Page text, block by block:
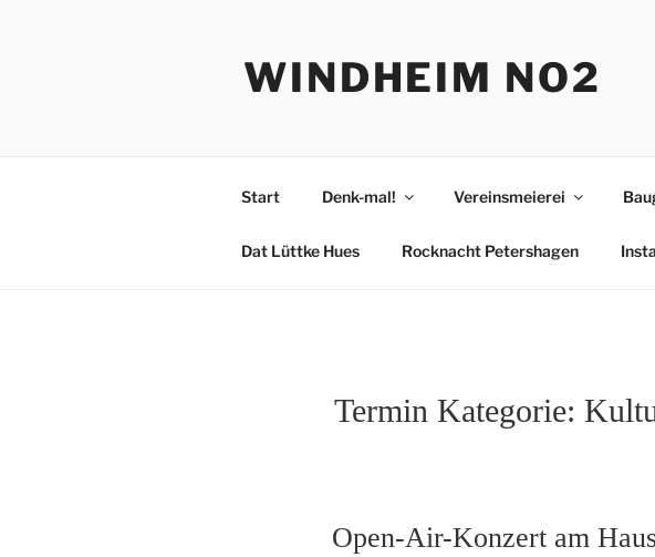
WINDHEIM NO2
Start Denk-mal! Vereinsmeierei
Dat Lüttke Hues Rocknacht Petershagen
Termin Kategorie:
Open-Air-Konzert am